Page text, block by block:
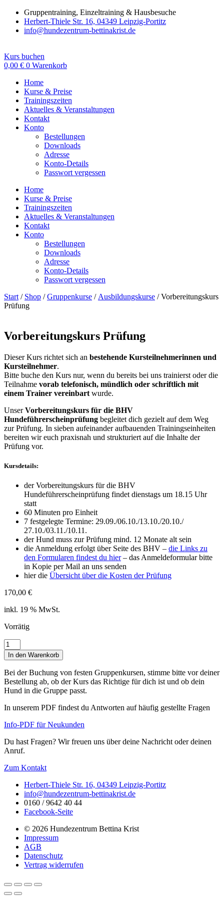
Zum
Inhalt
wechseln
Gruppentraining, Einzeltraining & Hausbesuche
Herbert-Thiele Str. 16, 04349 Leipzig-Portitz
info@hundezentrum-bettinakrist.de
Kurs buchen
0,00 € 0 Warenkorb
Home
Kurse & Preise
Trainingszeiten
Aktuelles & Veranstaltungen
Kontakt
Konto
Bestellungen
Downloads
Adresse
Konto-Details
Passwort vergessen
Home
Kurse & Preise
Trainingszeiten
Aktuelles & Veranstaltungen
Kontakt
Konto
Bestellungen
Downloads
Adresse
Konto-Details
Passwort vergessen
Start / Shop /Gruppenkurse / Ausbildungskurse / Vorbereitungskurs
Prüfung
Vorbereitungskurs Prüfung
Dieser Kurs richtet sich an bestehende Kursteilnehmerinnen und
Kursteilnehmer.
Bitte buche den Kurs nur, wenn du bereits bei uns trainierst oder die
Teilnahme vorab telefonisch, mündlich oder schriftlich mit
einem Trainer vereinbart wurde.
UnserVorbereitungskurs für die BHV
Hundeführerscheinprüfung begleitet dich gezielt auf dem Weg
zur Prüfung. In sieben aufeinander aufbauenden Trainingseinheiten
bereiten wir euch praxisnah und strukturiert auf die Inhalte der
Prüfung vor.
Kursdetails:
der Vorbereitungskurs für die BHV
Hundeführerscheinprüfung findet dienstags um 18.15 Uhr
statt
60 Minuten pro Einheit
7 festgelegte Termine: 29.09./06.10./13.10./20.10./
27.10./03.11./10.11.
der Hund muss zur Prüfung mind. 12 Monate alt sein
die Anmeldung erfolgt über Seite des BHV – die Links zu
den Formularen findest du hier– das Anmeldeformular bitte
in Kopie per Mail an uns senden
hier die Übersicht über die Kosten der Prüfung
170,00 €
inkl. 19 % MwSt.
Vorrätig
Vorbereitungskurs
Prüfung
Menge
In den Warenkorb
Bei der Buchung von festen Gruppenkursen, stimme bitte vor deiner
Bestellung ab, ob der Kurs das Richtige für dich ist und ob dein
Hund in die Gruppe passt.
In unserem PDF findest du Antworten auf häufig gestellte Fragen
Info-PDF für Neukunden
Du hast Fragen? Wir freuen uns über deine Nachricht oder deinen
Anruf.
Zum Kontakt
Herbert-Thiele Str. 16, 04349 Leipzig-Portitz
info@hundezentrum-bettinakrist.de
0160 / 9642 40 44
Facebook-Seite
© 2026 Hundezentrum Bettina Krist
Impressum​
AGB
Datenschutz
Vertrag widerrufen